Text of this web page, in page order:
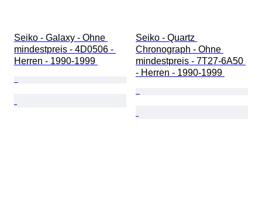
Seiko - Galaxy - Ohne
mindestpreis - 4D0506 -
Herren - 1990-1999
Seiko - Quartz
Chronograph - Ohne
mindestpreis - 7T27-6A50
- Herren - 1990-1999